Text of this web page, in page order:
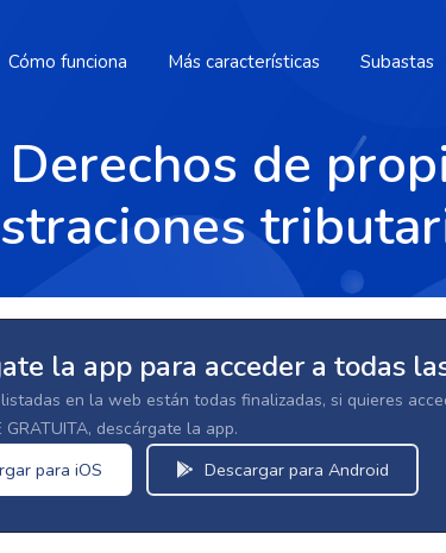
Cómo funciona Más características Subastas
de
la app para acceder a todas
en la web están todas finalizadas, si quieres
GRATUITA, descárgate la app.
para iOS Descargar para Android